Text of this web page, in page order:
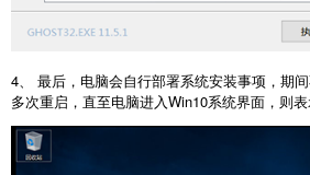
4、 最后，电脑会自行部署系统安装事项，期
多次重启，直至电脑进入Win10系统界面，则